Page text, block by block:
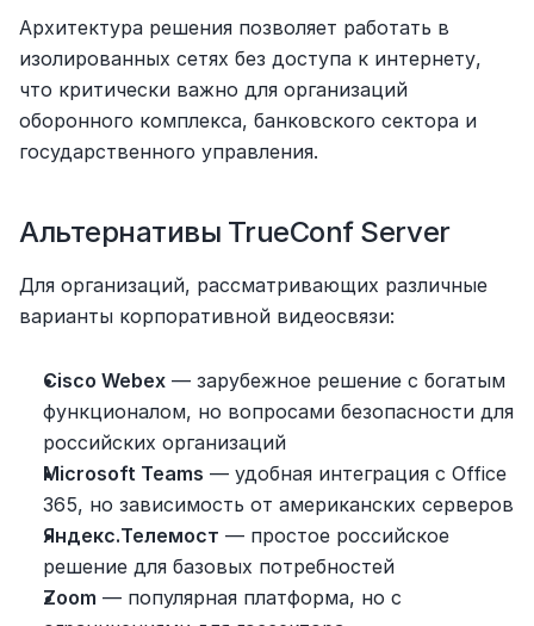
Архитектура решения позволяет работать в
изолированных сетях без доступа к интернету,
что критически важно для организаций
оборонного комплекса, банковского сектора и
государственного управления.
Альтернативы TrueConf Server
Для организаций, рассматривающих различные
варианты корпоративной видеосвязи:
Cisco Webex — зарубежное решение с богатым
функционалом, но вопросами безопасности для
российских организаций
Microsoft Teams — удобная интеграция с Office
365, но зависимость от американских серверов
Яндекс.Телемост — простое российское
решение для базовых потребностей
Zoom — популярная платформа, но с